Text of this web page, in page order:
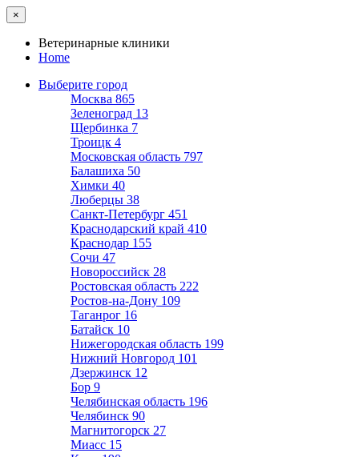
×
Ветеринарные клиники
Home
Выберите город
Москва 865
Зеленоград 13
Щербинка 7
Троицк 4
Московская область 797
Балашиха 50
Химки 40
Люберцы 38
Санкт-Петербург 451
Краснодарский край 410
Краснодар 155
Сочи 47
Новороссийск 28
Ростовская область 222
Ростов-на-Дону 109
Таганрог 16
Батайск 10
Нижегородская область 199
Нижний Новгород 101
Дзержинск 12
Бор 9
Челябинская область 196
Челябинск 90
Магнитогорск 27
Миасс 15